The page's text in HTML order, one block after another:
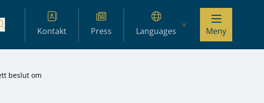
Kontakt Press Languages Meny
beslut om